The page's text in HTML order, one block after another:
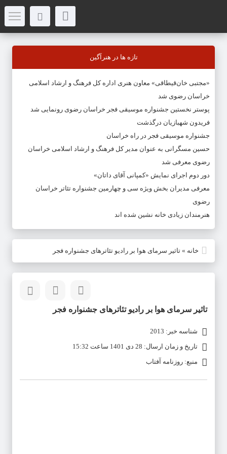
تازه ها در هنرآگین
«مجتبی خان‌قیطاقی» معاون هنری اداره کل فرهنگ و ارشاد اسلامی
خراسان رضوی شد
پوستر نخستین جشنواره موسیقی فجر خراسان رضوی رونمایی شد
فریدون شهبازیان درگذشت
جشنواره موسیقی فجر در راه خراسان
حسین مسگرانی به عنوان مدیر کل فرهنگ و ارشاد اسلامی خراسان
رضوی معرفی شد
دور دوم اجرای نمایش «کمپانی آقای داتان»
معرفی مدیران بخش ویژه سی و چهارمین جشنواره تئاتر خراسان
رضوی
هنرمندان زیادی خانه نشین شده اند
خانه » تاثیر سرمای هوا بر رادیو تئاترهای جشنواره فجر
تاثیر سرمای هوا بر رادیو تئاترهای جشنواره فجر
شناسه خبر: 2013
تاریخ و زمان ارسال: 28 دی 1401 ساعت 15:32
منبع: روزنامه آفتاب